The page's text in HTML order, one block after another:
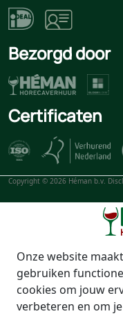
Bezorgd door
Certificaten
Copyright © 2026 Héman b.v.
Onze website
gebruiken
cookies om jouw
verbeteren en om